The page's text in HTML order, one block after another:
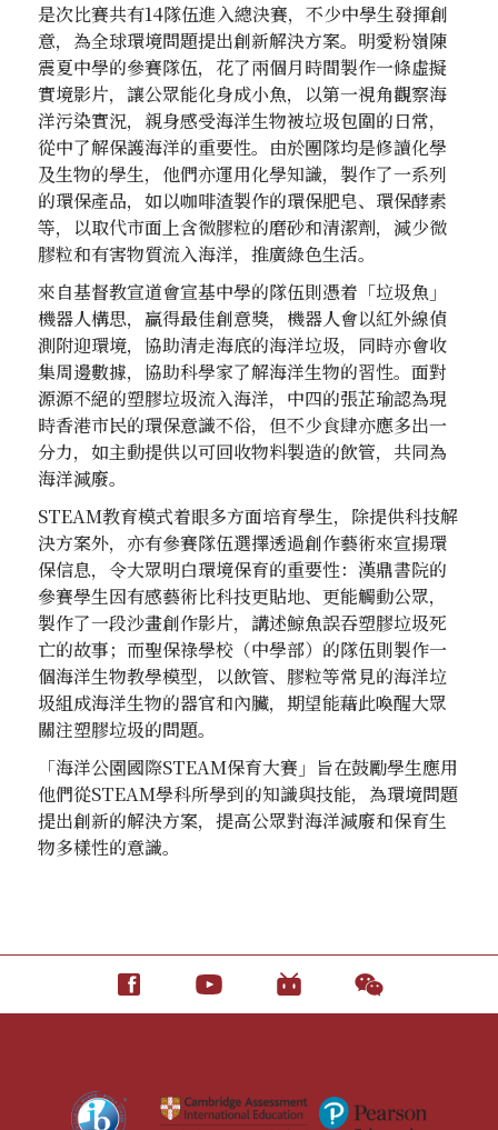
是次比賽共有14隊伍進入總決賽，不少中學生發揮創
意，為全球環境問題提出創新解決方案。明愛粉嶺陳
震夏中學的參賽隊伍，花了兩個月時間製作一條虛擬
實境影片，讓公眾能化身成小魚，以第一視角觀察海
洋污染實況，親身感受海洋生物被垃圾包圍的日常，
從中了解保護海洋的重要性。由於團隊均是修讀化學
及生物的學生，他們亦運用化學知識，製作了一系列
的環保產品，如以咖啡渣製作的環保肥皂、環保酵素
等，以取代市面上含微膠粒的磨砂和清潔劑，減少微
膠粒和有害物質流入海洋，推廣綠色生活。
來自基督教宣道會宣基中學的隊伍則憑着「垃圾魚」
機器人構思，贏得最佳創意獎，機器人會以紅外線偵
測附迎環境，協助清走海底的海洋垃圾，同時亦會收
集周邊數據，協助科學家了解海洋生物的習性。面對
源源不絕的塑膠垃圾流入海洋，中四的張芷瑜認為現
時香港市民的環保意識不俗，但不少食肆亦應多出一
分力，如主動提供以可回收物料製造的飲管，共同為
海洋減廢。
STEAM教育模式着眼多方面培育學生，除提供科技解
決方案外，亦有參賽隊伍選擇透過創作藝術來宣揚環
保信息，令大眾明白環境保育的重要性：漢鼎書院的
參賽學生因有感藝術比科技更貼地、更能觸動公眾，
製作了一段沙畫創作影片，講述鯨魚誤吞塑膠垃圾死
亡的故事；而聖保祿學校（中學部）的隊伍則製作一
個海洋生物教學模型，以飲管、膠粒等常見的海洋垃
圾組成海洋生物的器官和內臟，期望能藉此喚醒大眾
關注塑膠垃圾的問題。
「海洋公園國際STEAM保育大賽」旨在鼓勵學生應用
他們從STEAM學科所學到的知識與技能，為環境問題
提出創新的解決方案，提高公眾對海洋減廢和保育生
物多樣性的意識。